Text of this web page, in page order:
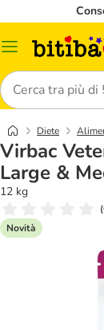
Overview
Cerca
Diete
Virbac
Large &
12 kg
(
Novità